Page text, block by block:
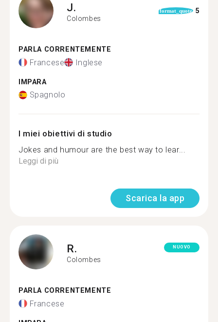
J.
Colombes
format_quote 5
PARLA CORRENTEMENTE
Francese Inglese
IMPARA
Spagnolo
I miei obiettivi di studio
Jokes and humour are the best way to lear...
Leggi di più
Scarica la app
R.
Colombes
NUOVO
PARLA CORRENTEMENTE
Francese